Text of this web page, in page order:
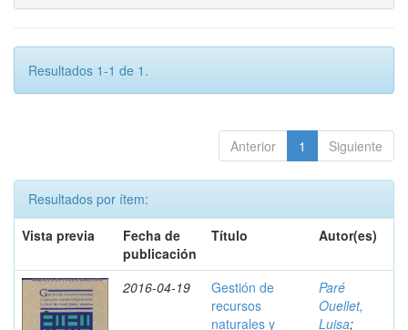
Resultados 1-1 de 1.
Anterior 1 Siguiente
Resultados por ítem:
Vista previa
Fecha de
publicación
Título Autor(es)
2016-04-19
Gestión de
recursos
naturales y
Paré
Ouellet,
Luisa;